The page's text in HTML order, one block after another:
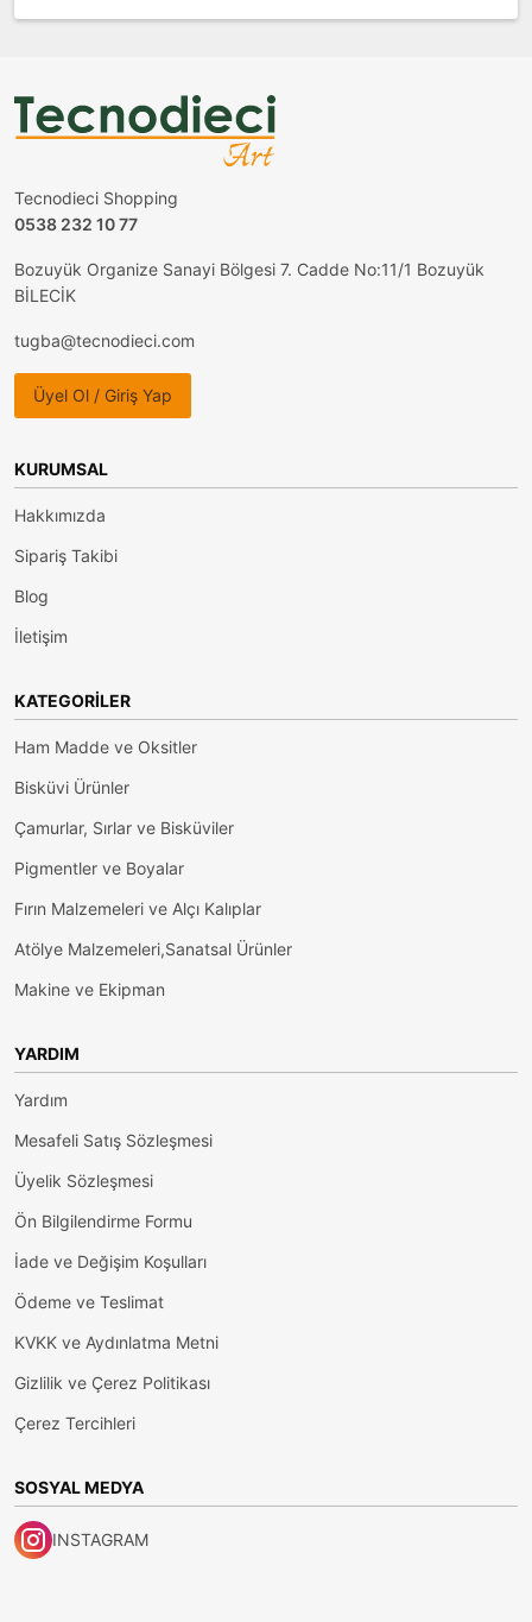
Tecnodieci Shopping
0538 232 10 77
Bozuyük Organize Sanayi Bölgesi 7. Cadde No:11/1 Bozuyük
BİLECİK
tugba@tecnodieci.com
Üyel Ol / Giriş Yap
KURUMSAL
Hakkımızda
Sipariş Takibi
Blog
İletişim
KATEGORILER
Ham Madde ve Oksitler
Bisküvi Ürünler
Çamurlar, Sırlar ve Bisküviler
Pigmentler ve Boyalar
Fırın Malzemeleri ve Alçı Kalıplar
Atölye Malzemeleri,Sanatsal Ürünler
Makine ve Ekipman
YARDIM
Yardım
Mesafeli Satış Sözleşmesi
Üyelik Sözleşmesi
Ön Bilgilendirme Formu
İade ve Değişim Koşulları
Ödeme ve Teslimat
KVKK ve Aydınlatma Metni
Gizlilik ve Çerez Politikası
Çerez Tercihleri
SOSYAL MEDYA
INSTAGRAM